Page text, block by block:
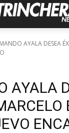
AYALA DESEA
AYALA